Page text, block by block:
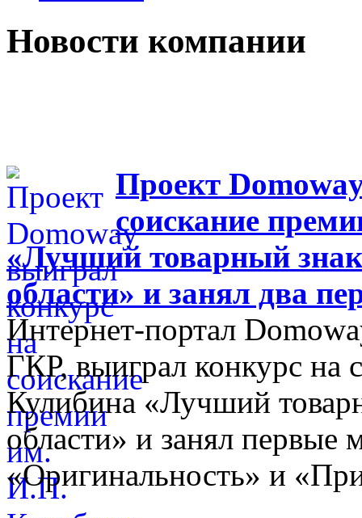
Новости компании
Проект
соискание
«Лучший товарный
области» и занял два
Интернет-портал
ГКР, выиграл конкурс
Кулибина «Лучший
области» и занял первые
«Оригинальность» и